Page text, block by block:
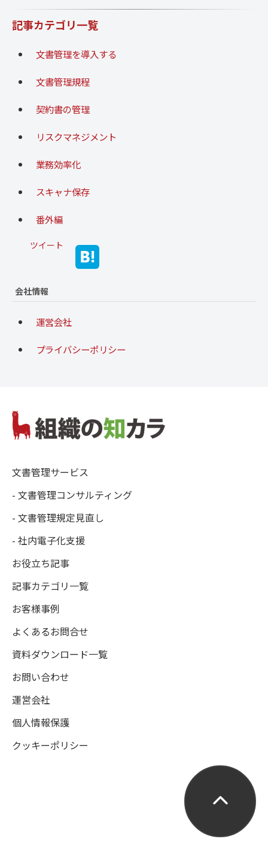
記事カテゴリ一覧
文書管理を導入する
文書管理規程
契約書の管理
リスクマネジメント
業務効率化
スキャナ保存
番外編
ツイート
会社情報
運営会社
プライバシーポリシー
文書管理サービス
- 文書管理コンサルティング
- 文書管理規定見直し
- 社内電子化支援
お役立ち記事
記事カテゴリ一覧
お客様事例
よくあるお問合せ
資料ダウンロード一覧
お問い合わせ
運営会社
個人情報保護
クッキーポリシー